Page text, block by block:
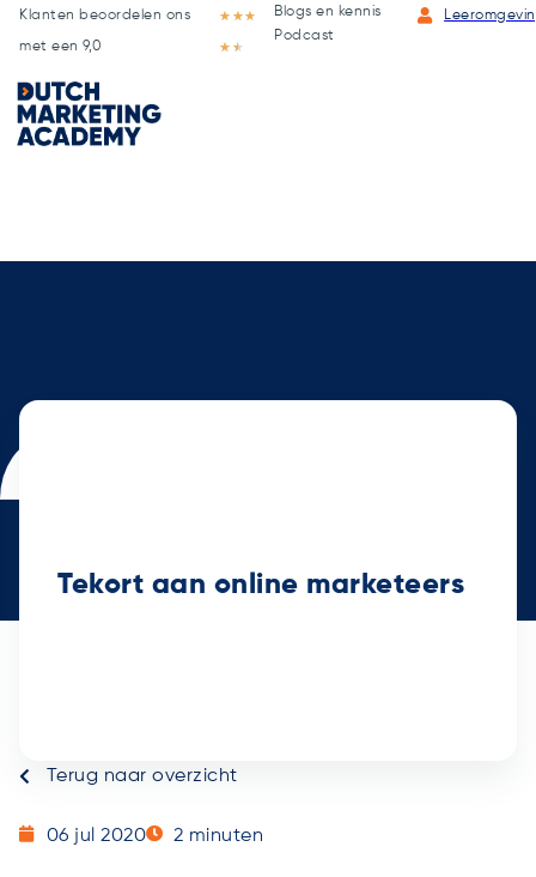
Klanten beoordelen ons
met een 9,0
★ ★★
★ ★
Blogs en kennis
Podcast
Tekort aan online marketeers
Terug naar overzicht
06 jul 2020 2 minuten